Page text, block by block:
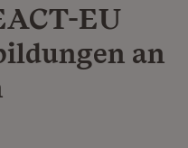
EU
an